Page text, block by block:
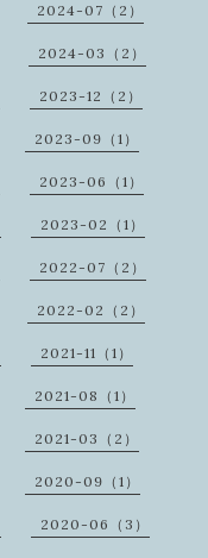
2024-07（2）
2024-03（2）
2023-12（2）
2023-09（1）
2023-06（1）
2023-02（1）
2022-07（2）
2022-02（2）
2021-11（1）
2021-08（1）
2021-03（2）
2020-09（1）
2020-06（3）